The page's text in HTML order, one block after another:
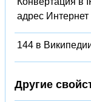
адрес Интернет
144 в
Другие